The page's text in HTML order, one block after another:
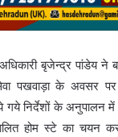
बृजेन्द्र पांडेय ने
पखवाड़ा के अवसर पर
गये निर्देशों के अनुपालन में
होम स्टे का चयन